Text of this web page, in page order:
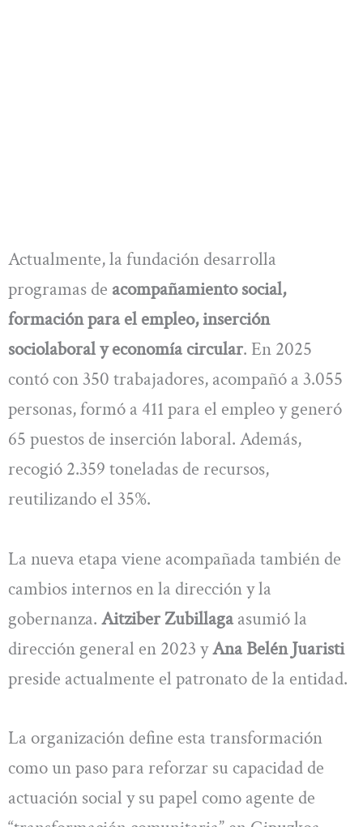
Actualmente, la fundación desarrolla
programas de acompañamiento social,
formación para el empleo, inserción
sociolaboral y economía circular. En 2025
contó con 350 trabajadores, acompañó a 3.055
personas, formó a 411 para el empleo y generó
65 puestos de inserción laboral. Además,
recogió 2.359 toneladas de recursos,
reutilizando el 35%.
La nueva etapa viene acompañada también de
cambios internos en la dirección y la
gobernanza. Aitziber Zubillagaasumió la
dirección general en 2023 yAna Belén Juaristi
preside actualmente el patronato de la entidad.
La organización define esta transformación
como un paso para reforzar su capacidad de
actuación social y su papel como agente de